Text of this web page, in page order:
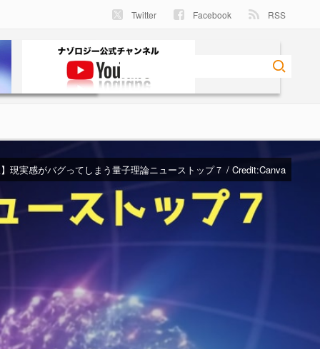
Twitter Facebook RSS
現実感がバグってしまう量子理論ニューストップ７ / Credit:Canva